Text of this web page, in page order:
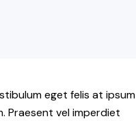
eget felis at ipsum
Praesent vel imperdiet